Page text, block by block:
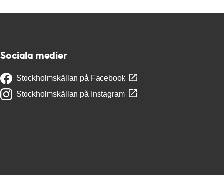
Sociala medier
Stockholmskällan på Facebook
Stockholmskällan på Instagram